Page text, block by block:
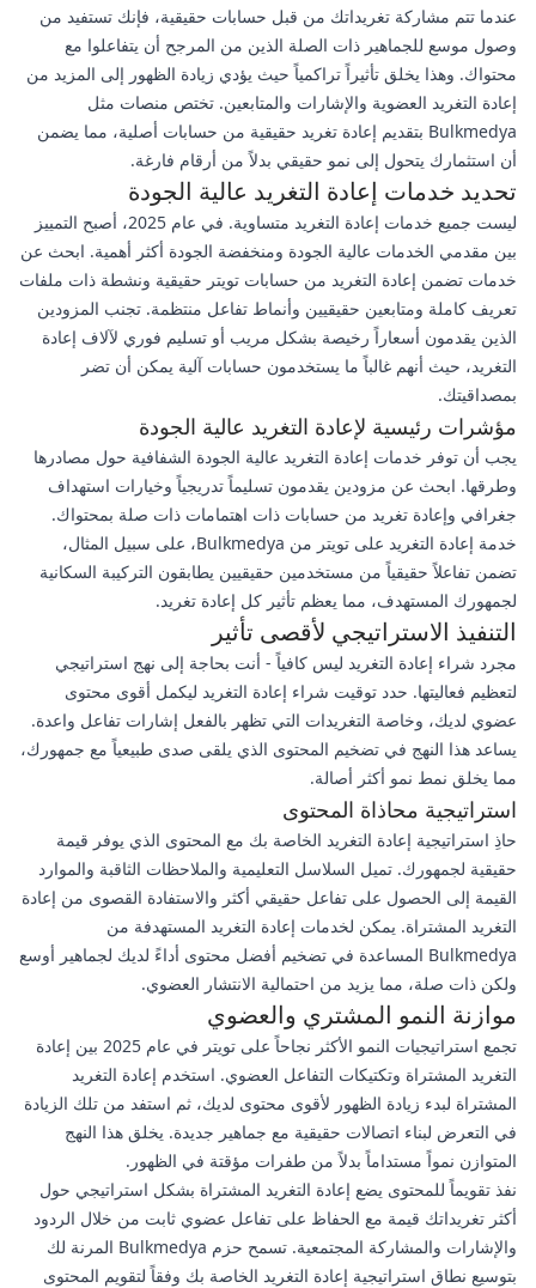
عندما تتم مشاركة تغريداتك من قبل حسابات حقيقية، فإنك تستفيد من
وصول موسع للجماهير ذات الصلة الذين من المرجح أن يتفاعلوا مع
محتواك. وهذا يخلق تأثيراً تراكمياً حيث يؤدي زيادة الظهور إلى المزيد من
إعادة التغريد العضوية والإشارات والمتابعين. تختص منصات مثل
Bulkmedya بتقديم إعادة تغريد حقيقية من حسابات أصلية، مما يضمن
أن استثمارك يتحول إلى نمو حقيقي بدلاً من أرقام فارغة.
تحديد خدمات إعادة التغريد عالية الجودة
ليست جميع خدمات إعادة التغريد متساوية. في عام 2025، أصبح التمييز
بين مقدمي الخدمات عالية الجودة ومنخفضة الجودة أكثر أهمية. ابحث عن
خدمات تضمن إعادة التغريد من حسابات تويتر حقيقية ونشطة ذات ملفات
تعريف كاملة ومتابعين حقيقيين وأنماط تفاعل منتظمة. تجنب المزودين
الذين يقدمون أسعاراً رخيصة بشكل مريب أو تسليم فوري لآلاف إعادة
التغريد، حيث أنهم غالباً ما يستخدمون حسابات آلية يمكن أن تضر
بمصداقيتك.
مؤشرات رئيسية لإعادة التغريد عالية الجودة
يجب أن توفر خدمات إعادة التغريد عالية الجودة الشفافية حول مصادرها
وطرقها. ابحث عن مزودين يقدمون تسليماً تدريجياً وخيارات استهداف
جغرافي وإعادة تغريد من حسابات ذات اهتمامات ذات صلة بمحتواك.
خدمة إعادة التغريد على تويتر من Bulkmedya، على سبيل المثال،
تضمن تفاعلاً حقيقياً من مستخدمين حقيقيين يطابقون التركيبة السكانية
لجمهورك المستهدف، مما يعظم تأثير كل إعادة تغريد.
التنفيذ الاستراتيجي لأقصى تأثير
مجرد شراء إعادة التغريد ليس كافياً - أنت بحاجة إلى نهج استراتيجي
لتعظيم فعاليتها. حدد توقيت شراء إعادة التغريد ليكمل أقوى محتوى
عضوي لديك، وخاصة التغريدات التي تظهر بالفعل إشارات تفاعل واعدة.
يساعد هذا النهج في تضخيم المحتوى الذي يلقى صدى طبيعياً مع جمهورك،
مما يخلق نمط نمو أكثر أصالة.
استراتيجية محاذاة المحتوى
حاذِ استراتيجية إعادة التغريد الخاصة بك مع المحتوى الذي يوفر قيمة
حقيقية لجمهورك. تميل السلاسل التعليمية والملاحظات الثاقبة والموارد
القيمة إلى الحصول على تفاعل حقيقي أكثر والاستفادة القصوى من إعادة
التغريد المشتراة. يمكن لخدمات إعادة التغريد المستهدفة من
Bulkmedya المساعدة في تضخيم أفضل محتوى أداءً لديك لجماهير أوسع
ولكن ذات صلة، مما يزيد من احتمالية الانتشار العضوي.
موازنة النمو المشتري والعضوي
تجمع استراتيجيات النمو الأكثر نجاحاً على تويتر في عام 2025 بين إعادة
التغريد المشتراة وتكتيكات التفاعل العضوي. استخدم إعادة التغريد
المشتراة لبدء زيادة الظهور لأقوى محتوى لديك، ثم استفد من تلك الزيادة
في التعرض لبناء اتصالات حقيقية مع جماهير جديدة. يخلق هذا النهج
المتوازن نمواً مستداماً بدلاً من طفرات مؤقتة في الظهور.
نفذ تقويماً للمحتوى يضع إعادة التغريد المشتراة بشكل استراتيجي حول
أكثر تغريداتك قيمة مع الحفاظ على تفاعل عضوي ثابت من خلال الردود
والإشارات والمشاركة المجتمعية. تسمح حزم Bulkmedya المرنة لك
بتوسيع نطاق استراتيجية إعادة التغريد الخاصة بك وفقاً لتقويم المحتوى